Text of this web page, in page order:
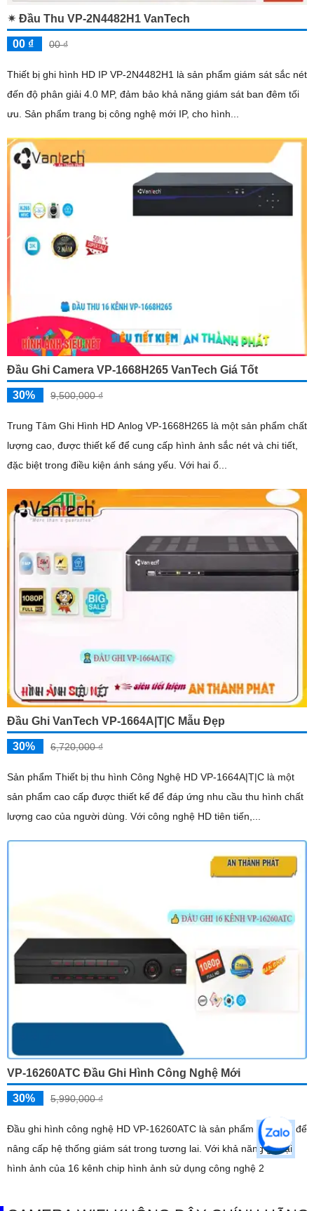
✴ Đầu Thu VP-2N4482H1 VanTech
00 ₫ 00 ₫
Thiết bị ghi hình HD IP VP-2N4482H1 là sản phẩm giám sát sắc nét
đến độ phân giải 4.0 MP, đảm bảo khả năng giám sát ban đêm tối
ưu. Sản phẩm trang bị công nghệ mới IP, cho hình...
Đầu Ghi Camera VP-1668H265 VanTech Giá Tốt
30% 9,500,000 ₫
Trung Tâm Ghi Hình HD Anlog VP-1668H265 là một sản phẩm chất
lượng cao, được thiết kế để cung cấp hình ảnh sắc nét và chi tiết,
đặc biệt trong điều kiện ánh sáng yếu. Với hai ổ...
Đầu Ghi VanTech VP-1664A|T|C Mẫu Đẹp
30% 6,720,000 ₫
Sản phẩm Thiết bị thu hình Công Nghệ HD VP-1664A|T|C là một
sản phẩm cao cấp được thiết kế để đáp ứng nhu cầu thu hình chất
lượng cao của người dùng. Với công nghệ HD tiên tiến,...
VP-16260ATC Đầu Ghi Hình Công Nghệ Mới
30% 5,990,000 ₫
Đầu ghi hình công nghệ HD VP-16260ATC là sản phẩm lý tưởng để
nâng cấp hệ thống giám sát trong tương lai. Với khả năng ghi lại
hình ảnh của 16 kênh chip hình ảnh sử dụng công nghệ 2